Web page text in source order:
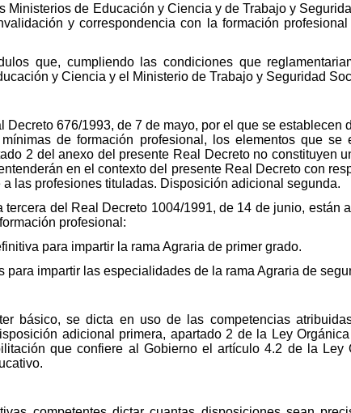
Ministerios de Educación y Ciencia y de Trabajo y
y correspondencia con la formación
que, cumpliendo las condiciones que
y Ciencia y el Ministerio de Trabajo y Seguridad
676/1993, de 7 de mayo, por el que se establecen
de formación profesional, los elementos que se
2 del anexo del presente Real Decreto no constituyen
en el contexto del presente Real Decreto con
las profesiones tituladas. Disposición adicional segunda.
del Real Decreto 1004/1991, de 14 de junio, están
profesional:
para impartir la rama Agraria de primer grado.
para impartir las especialidades de la rama Agraria de
básico, se dicta en uso de las competencias
adicional primera, apartado 2 de la Ley
que confiere al Gobierno el artículo 4.2 de la Ley